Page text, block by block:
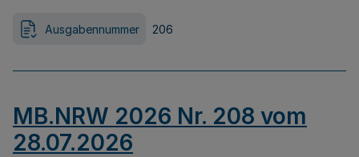
Ausgabennummer 206
MB.NRW 2026 Nr. 208 vom
28.07.2026